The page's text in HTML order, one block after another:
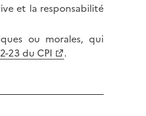
et la responsabilité
ou morales, qui
23 du CPI .